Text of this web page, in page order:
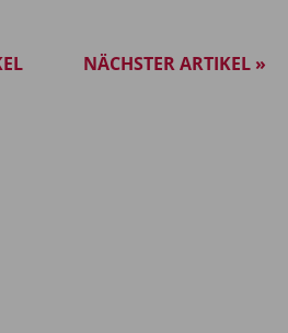
NÄCHSTER ARTIKEL »